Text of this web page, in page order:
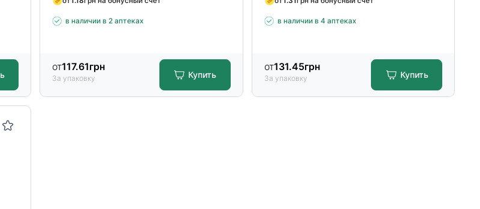
в наличии в 2 аптеках
от117.61грн
За упаковку Купить
в наличии в 4 аптеках
от131.45грн
За упаковку Купить